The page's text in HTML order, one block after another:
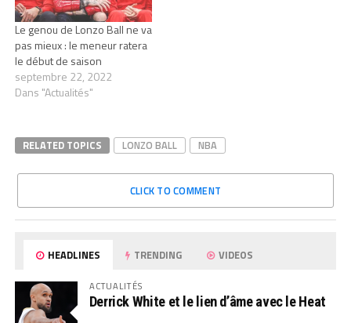
Le genou de Lonzo Ball ne va
pas mieux : le meneur ratera
le début de saison
septembre 22, 2022
Dans "Actualités"
RELATED TOPICS LONZO BALL NBA
CLICK TO COMMENT
HEADLINES TRENDING VIDEOS
ACTUALITÉS
Derrick White et le lien d’âme avec le Heat